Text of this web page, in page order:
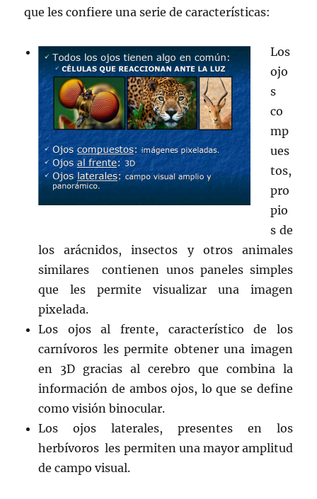
que les confiere una serie de características:
Los
ojo
s
co
mp
ues
tos,
pro
pio
s de
los arácnidos, insectos y otros animales
similares contienen unos paneles simples
que les permite visualizar una imagen
pixelada.
Los ojos al frente, característico de los
carnívoros les permite obtener una imagen
en 3D gracias al cerebro que combina la
información de ambos ojos, lo que se define
como visión binocular.
Los ojos laterales, presentes en los
herbívoros les permiten una mayor amplitud
de campo visual.